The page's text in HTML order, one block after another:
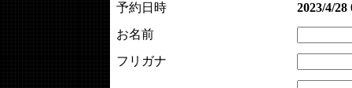
予約日時
2023/4/28
お名前
フリガナ